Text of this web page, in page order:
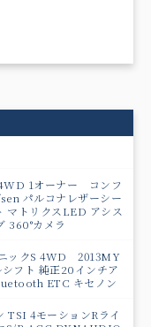
1オーナー コンフ
パルコナレザーシー
マトリクスLED アシス
360°カメラ
ニックS 4WD 2013MY
フト 純正20インチア
ETC キセノン
TSI 4モーションRライ